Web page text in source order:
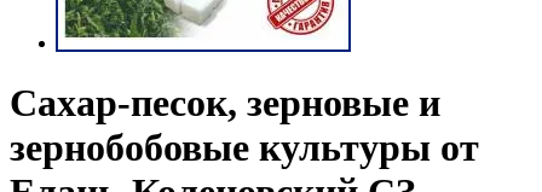
Сахар-песок, зерновые и
зернобобовые культуры от